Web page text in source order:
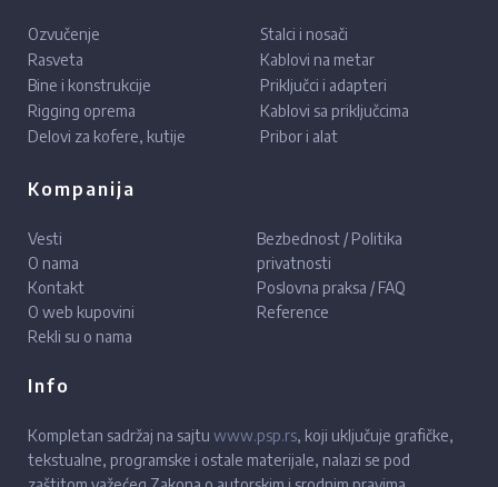
Ozvučenje
Rasveta
Bine i konstrukcije
Rigging oprema
Delovi za kofere, kutije
Stalci i nosači
Kablovi na metar
Priključci i adapteri
Kablovi sa priključcima
Pribor i alat
Kompanija
Vesti
O nama
Kontakt
O web kupovini
Rekli su o nama
Bezbednost / Politika
privatnosti
Poslovna praksa / FAQ
Reference
Info
Kompletan sadržaj na sajtu www.psp.rs, koji uključuje grafičke,
tekstualne, programske i ostale materijale, nalazi se pod